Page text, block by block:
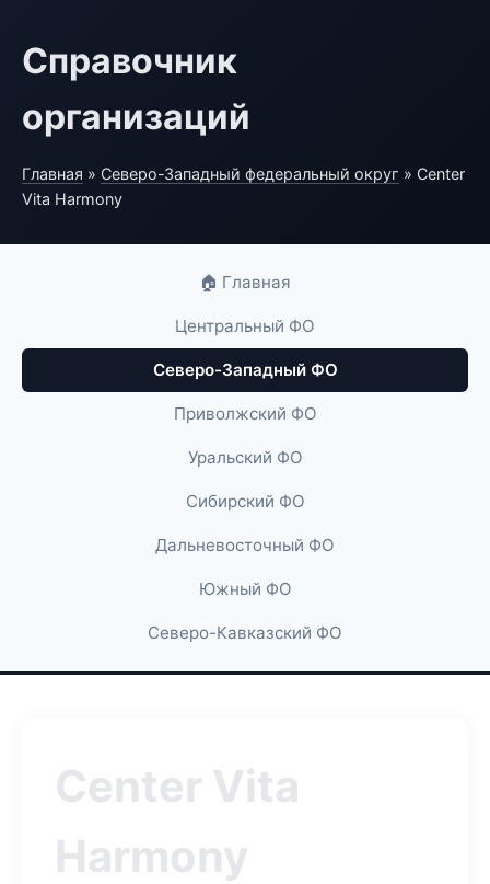
Справочник
организаций
Главная » Северо-Западный федеральный округ » Center
Vita Harmony
🏠 Главная
Центральный ФО
Северо-Западный ФО
Приволжский ФО
Уральский ФО
Сибирский ФО
Дальневосточный ФО
Южный ФО
Северо-Кавказский ФО
Center Vita
Harmony